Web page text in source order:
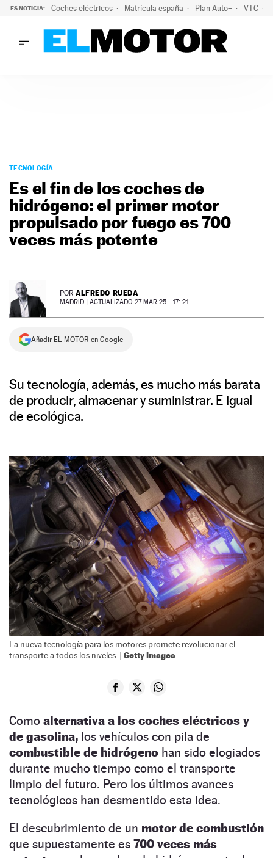
ES NOTICIA: Coches eléctricos Matrícula españa Plan Auto+ VTC
PODCAST
MOTOS
TECNOLOGÍA
MOTORTV
NEWSLETTER
TECNOLOGÍA
Es el fin de los coches de
hidrógeno: el primer motor
propulsado por fuego es 700
veces más potente
POR ALFREDO RUEDA
MADRID | ACTUALIZADO 27 MAR 25 - 17: 21
Añadir EL MOTOR en Google
Su tecnología, además, es mucho más barata
de producir, almacenar y suministrar. E igual
de ecológica.
La nueva tecnología para los motores promete revolucionar el
transporte a todos los niveles. | Getty Images
Como alternativa a los coches eléctricos y
de gasolina, los vehículos con pila de
combustible de hidrógeno han sido elogiados
durante mucho tiempo como el transporte
limpio del futuro. Pero los últimos avances
tecnológicos han desmentido esta idea.
El descubrimiento de un motor de combustión
que supuestamente es 700 veces más